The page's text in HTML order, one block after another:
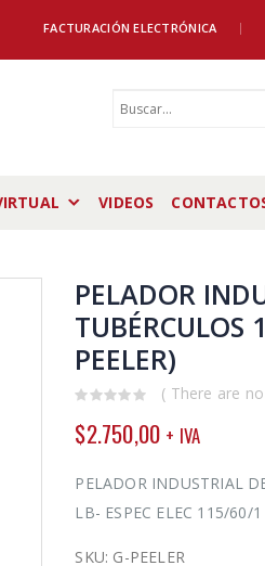
FACTURACIÓN ELECTRÓNICA
VIDEOS
PELADOR
TUBÉRCULOS
PEELER)
out
of
( There are
$2.750,00 + IVA
PELADOR INDUSTRIAL
LB- ESPEC ELEC 115/60/1
SKU: G-PEELER